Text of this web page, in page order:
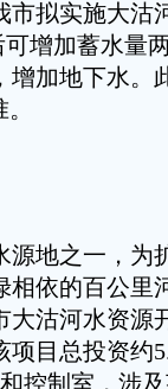
市拟实施大沽
增加蓄水量
增加地下水。
地之一，为
相依的百公里
大沽河水资源
目总投资约
控制室，涉